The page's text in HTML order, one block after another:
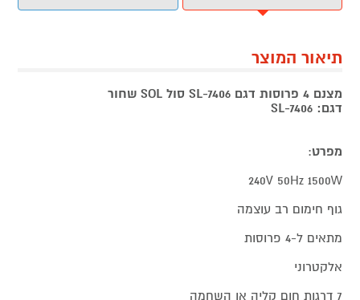
תיאור המוצר
מצנם 4 פרוסות דגם SL-7406 סול SOL שחור
דגם: SL-7406
מפרט:
240V 50Hz 1500W
גוף חימום רב עוצמה
מתאים ל-4 פרוסות
אלקטרוני
7 דרגות חום קליה או השחמה